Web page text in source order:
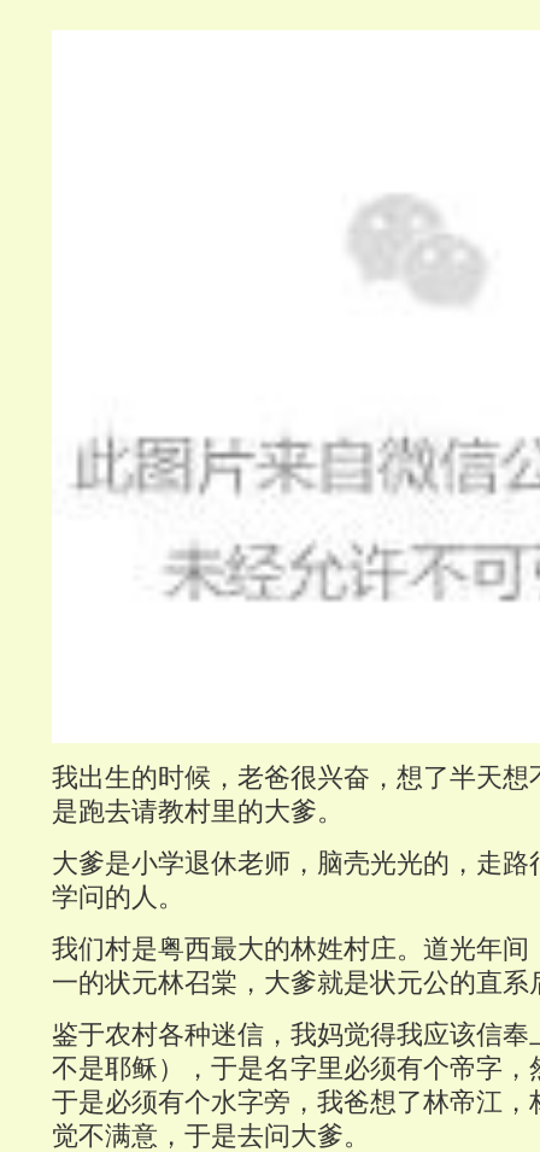
我出生的时候，老爸很兴奋，想了半天想
是跑去请教村里的大爹。
大爹是小学退休老师，脑壳光光的，走路
学问的人。
我们村是粤西最大的林姓村庄。道光年间
一的状元林召棠，大爹就是状元公的直系
鉴于农村各种迷信，我妈觉得我应该信奉
不是耶稣），于是名字里必须有个帝字，
于是必须有个水字旁，我爸想了林帝江，
觉不满意，于是去问大爹。